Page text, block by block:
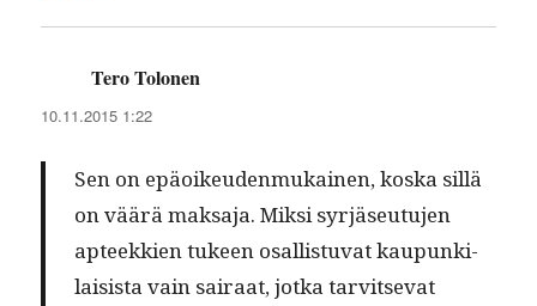
Tero Tolonen
10.11.2015 1:22
Sen on epäoikeu­den­mukainen, kos­ka sil­lä
on väärä mak­sa­ja. Mik­si syr­jäseu­tu­jen
apteekkien tukeen osal­lis­tu­vat kaupunki­
lai­sista vain sairaat, jot­ka tarvit­se­vat